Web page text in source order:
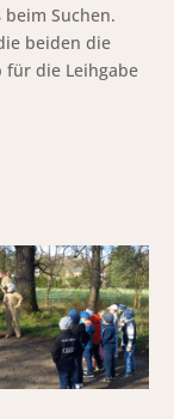
Suchen.
beiden die
für die Leihgabe